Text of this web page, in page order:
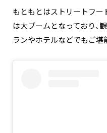
もともとはストリートフー
は大ブームとなっており、
ランやホテルなどでもご堪